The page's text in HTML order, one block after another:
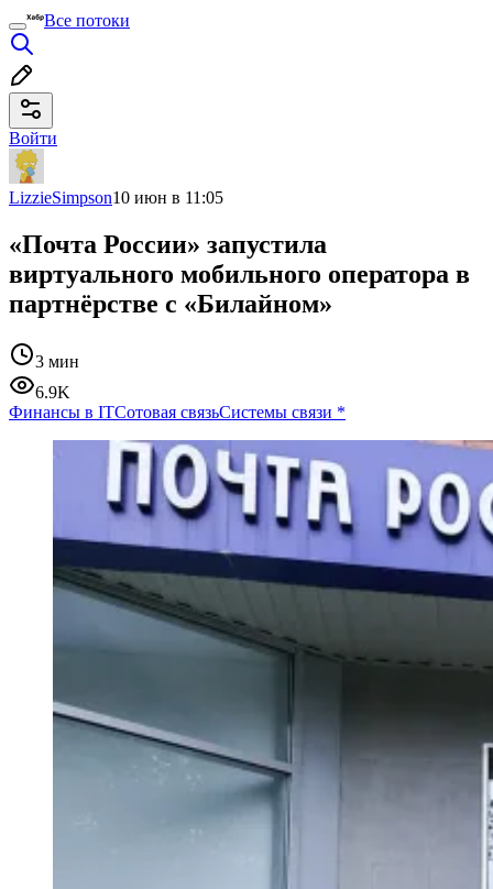
Все потоки
Войти
LizzieSimpson10 июн в 11:05
«Почта России» запустила
виртуального мобильного оператора в
партнёрстве с «Билайном»
3 мин
6.9K
Финансы в ITСотовая связьСистемы связи *